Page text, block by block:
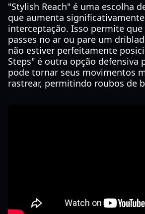
"Stylish Reach" é uma escolha
que aumenta
interceptação. Isso permite que
passes no ar ou pare um
não estiver perfeitamente
Steps" é outra opção defensiva
pode tornar seus movimentos
rastrear, permitindo roubos de